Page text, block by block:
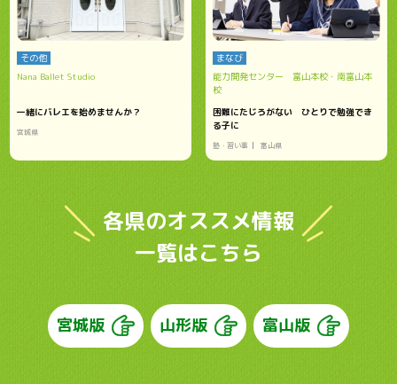
その他
Nana Ballet Studio
一緒にバレエを始めませんか？
宮城県
まなび
能力開発センター 富山本校・南富山本
校
困難にたじろがない ひとりで勉強でき
る子に
塾・習い事 富山県
各県のオススメ情報
一覧はこちら
宮城版 山形版 富山版